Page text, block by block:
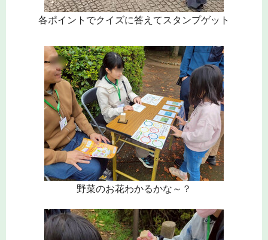
各ポイントでクイズに答えてスタンプゲット
野菜のお花わかるかな～？